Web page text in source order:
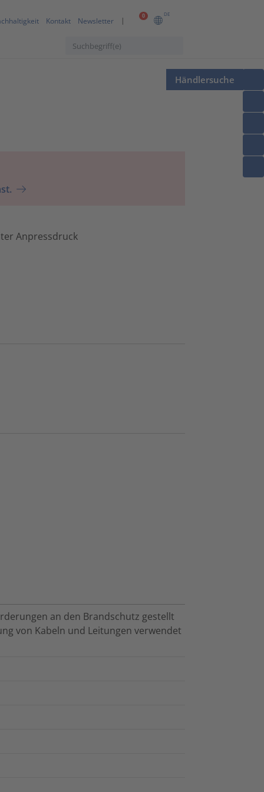
0 DE
Kontakt Newsletter
Händlersuche
Anpressdruck
an den Brandschutz gestellt
von Kabeln und Leitungen verwendet